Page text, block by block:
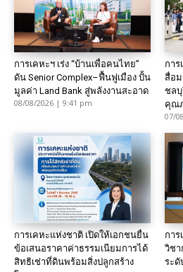
การเคหะฯ เร่ง “บ้านเพื่อคนไทย”
ดัน Senior Complex–ฟื้นฟูเมือง ปั้น
มูลค่า Land Bank สู่พลังงานสะอาด
08/08/2026 | 9:41 pm
กา
สื่อ
ชลบุ
คุณภ
07/
การเคหะแห่งชาติ เปิดให้เอกชนยื่น
ข้อเสนอราคาค่าธรรมเนียมการได้
สิทธิเช่าที่ดินพร้อมสิ่งปลูกสร้าง
กา
วิชา
ระดั